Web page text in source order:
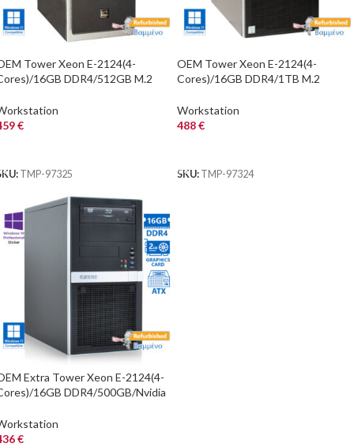
Tower Xeon E-2124(4-
16GB DDR4/512GB M.2
Refer
€
TMP-97325
OEM Tower Xeon E-2124(4-
Cores)/16GB DDR4/1TB M.2
Workstation Referbi
Workstation
488€
SKU: TMP-97324
Extra Tower Xeon E-2124(4-
16GB DDR4/500GB/Nvidia
Refu
€